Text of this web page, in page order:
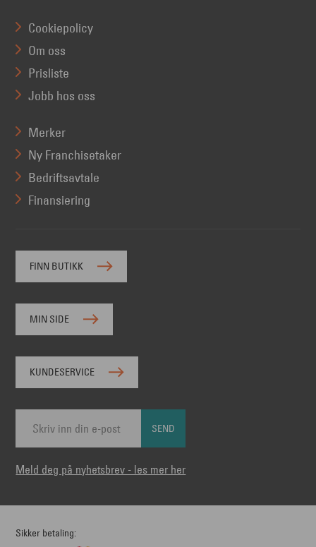
Cookiepolicy
Om oss
Prisliste
Jobb hos oss
Merker
Ny Franchisetaker
Bedriftsavtale
Finansiering
FINN BUTIKK
MIN SIDE
KUNDESERVICE
SEND
Meld deg på nyhetsbrev - les mer her
Sikker betaling